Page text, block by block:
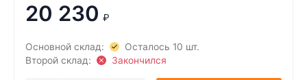
20 230 ₽
Основной склад:
Осталось 10 шт.
Второй склад:
Закончился